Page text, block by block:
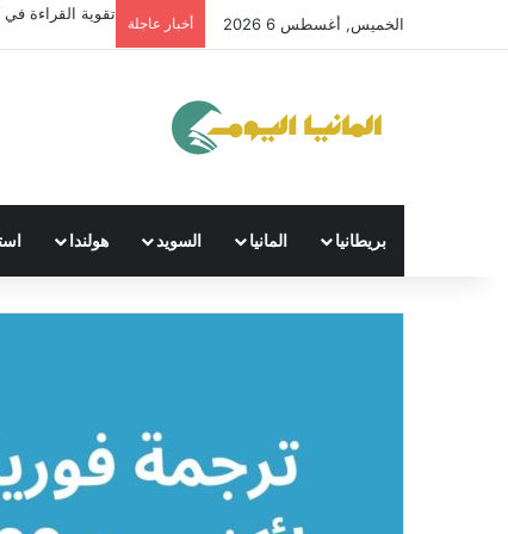
الخميس, أغسطس 6 2026 أخبار عاجلة
تقوية القراءة في
بريطانيا المانيا السويد هولندا